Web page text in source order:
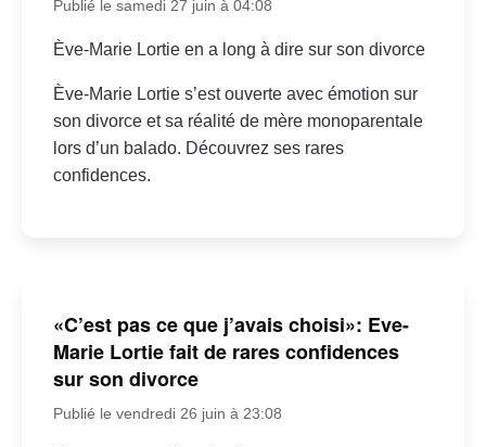
Publié le samedi 27 juin à 04:08
Ève-Marie Lortie en a long à dire sur son divorce
Ève-Marie Lortie s’est ouverte avec émotion sur
son divorce et sa réalité de mère monoparentale
lors d’un balado. Découvrez ses rares
confidences.
«C’est pas ce que j’avais choisi»: Eve-
Marie Lortie fait de rares confidences
sur son divorce
Publié le vendredi 26 juin à 23:08